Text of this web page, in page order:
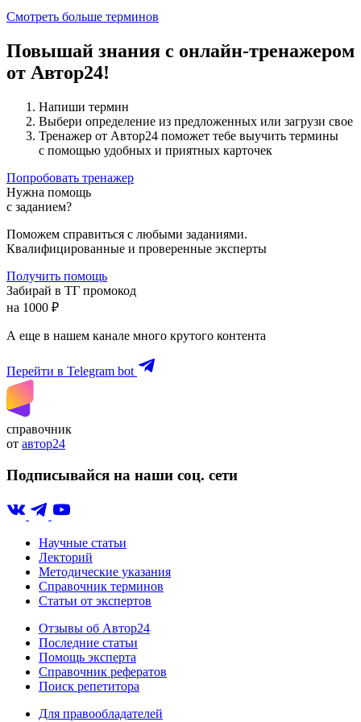
Смотреть больше терминов
Повышай знания с онлайн-тренажером
от Автор24!
Напиши термин
Выбери определение из предложенных или загрузи свое
Тренажер от Автор24 поможет тебе выучить термины
с помощью удобных и приятных карточек
Попробовать тренажер
Нужна помощь
с заданием?
Поможем справиться с любыми заданиями.
Квалифицированные и проверенные эксперты
Получить помощь
Забирай в ТГ промокод
на 1000 ₽
А еще в нашем канале много крутого контента
Перейти в Telegram bot
справочник
от автор24
Подписывайся на наши соц. сети
Научные статьи
Лекторий
Методические указания
Справочник терминов
Статьи от экспертов
Отзывы об Автор24
Последние статьи
Помощь эксперта
Справочник рефератов
Поиск репетитора
Для правообладателей